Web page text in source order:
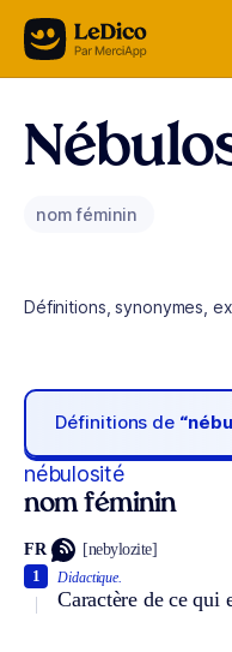
Aller au contenu
nom féminin
Définitions, synonymes,
Définitions de
nébulosité
nom féminin
FR [nebylozite]
Didactique.
Caractère de ce qui
1